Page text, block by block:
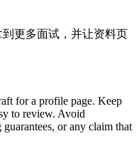
到更多面试，并让资料页
for a profile page. Keep
to review. Avoid
or any claim that